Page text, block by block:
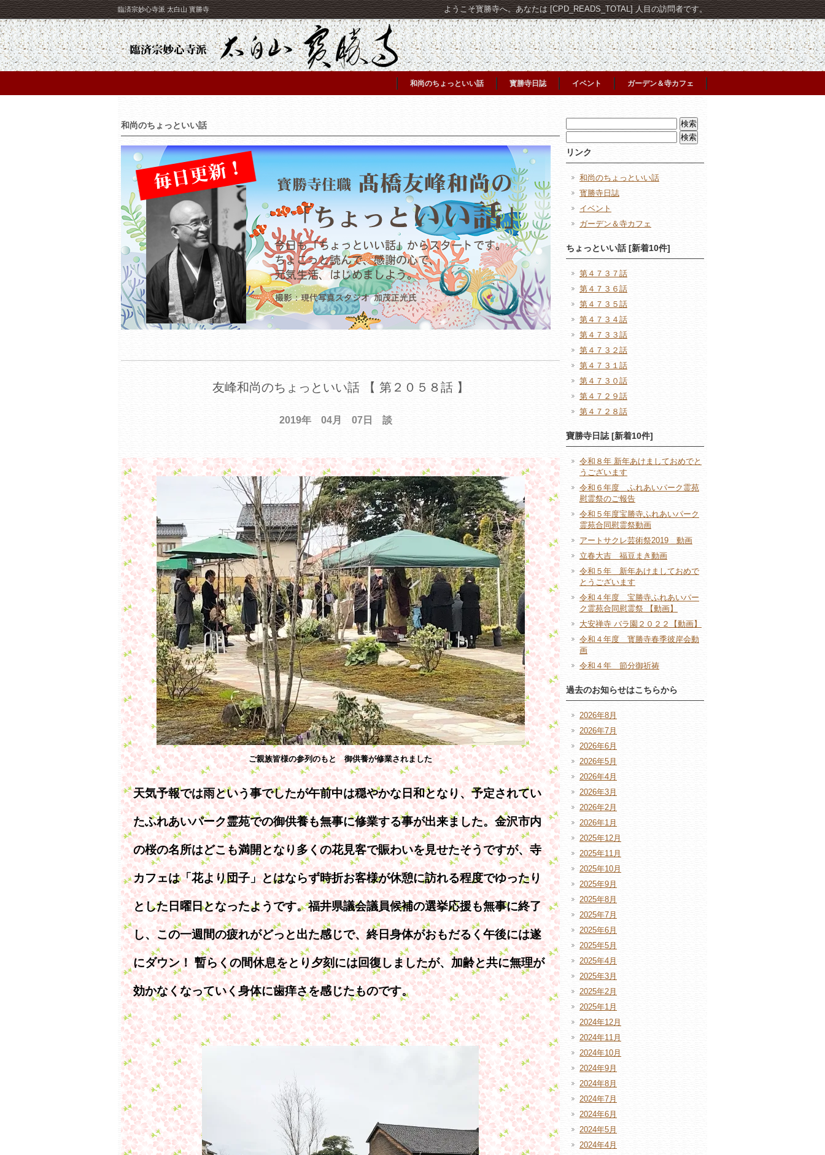
臨済宗妙心寺派 太白山 寳勝寺 ようこそ寳勝寺へ。あなたは [CPD_READS_TOTAL] 人目の訪問者です。
和尚のちょっといい話 寳勝寺日誌 イベント ガーデン＆寺カフェ
和尚のちょっといい話
友峰和尚のちょっといい話 【 第２０５８話 】
2019年 04月 07日 談
ご親族皆様の参列のもと 御供養が修業されました
天気予報では雨という事でしたが午前中は穏やかな日和となり、予定されてい
たふれあいパーク霊苑での御供養も無事に修業する事が出来ました。金沢市内
の桜の名所はどこも満開となり多くの花見客で賑わいを見せたそうですが、寺
カフェは「花より団子」とはならず時折お客様が休憩に訪れる程度でゆったり
とした日曜日となったようです。福井県議会議員候補の選挙応援も無事に終了
し、この一週間の疲れがどっと出た感じで、終日身体がおもだるく午後には遂
にダウン！ 暫らくの間休息をとり夕刻には回復しましたが、加齢と共に無理が
効かなくなっていく身体に歯痒さを感じたものです。
索:
索:
リンク
和尚のちょっといい話
寳勝寺日誌
イベント
ガーデン＆寺カフェ
ちょっといい話 [新着10件]
第４７３７話
第４７３６話
第４７３５話
第４７３４話
第４７３３話
第４７３２話
第４７３１話
第４７３０話
第４７２９話
第４７２８話
寶勝寺日誌 [新着10件]
令和８年 新年あけましておめでと
うございます
令和６年度 ふれあいパーク霊苑
慰霊祭のご報告
令和５年度宝勝寺ふれあいパーク
霊苑合同慰霊祭動画
アートサクレ芸術祭2019 動画
立春大吉 福豆まき動画
令和５年 新年あけましておめで
とうございます
令和４年度 宝勝寺ふれあいパー
ク霊苑合同慰霊祭 【動画】
大安禅寺 バラ園２０２２【動画】
令和４年度 寳勝寺春季彼岸会動
画
令和４年 節分御祈祷
過去のお知らせはこちらから
2026年8月
2026年7月
2026年6月
2026年5月
2026年4月
2026年3月
2026年2月
2026年1月
2025年12月
2025年11月
2025年10月
2025年9月
2025年8月
2025年7月
2025年6月
2025年5月
2025年4月
2025年3月
2025年2月
2025年1月
2024年12月
2024年11月
2024年10月
2024年9月
2024年8月
2024年7月
2024年6月
2024年5月
2024年4月